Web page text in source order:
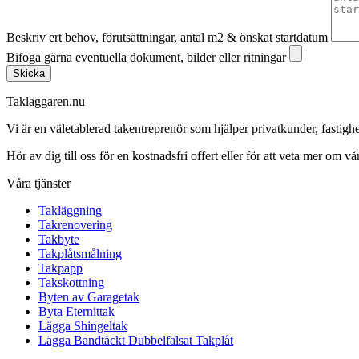
Beskriv ert behov, förutsättningar, antal m2 & önskat startdatum
Bifoga gärna eventuella dokument, bilder eller ritningar
Skicka
Taklaggaren.nu
Vi är en väletablerad takentreprenör som hjälper privatkunder,
Hör av dig till oss för en kostnadsfri offert eller för att veta mer om
Våra tjänster
Takläggning
Takrenovering
Takbyte
Takplåtsmålning
Takpapp
Takskottning
Byten av Garagetak
Byta Eternittak
Lägga Shingeltak
Lägga Bandtäckt Dubbelfalsat Takplåt